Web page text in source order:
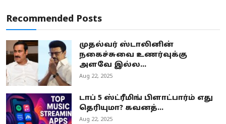
Recommended Posts
முதல்வர் ஸ்டாலினின்
நகைச்சுவை உணர்வுக்கு
அளவே இல்ல...
Aug 22, 2025
டாப் 5 ஸ்ட்ரீமிங் பிளாட்பார்ம் எது
தெரியுமா? கவனத்...
Aug 22, 2025